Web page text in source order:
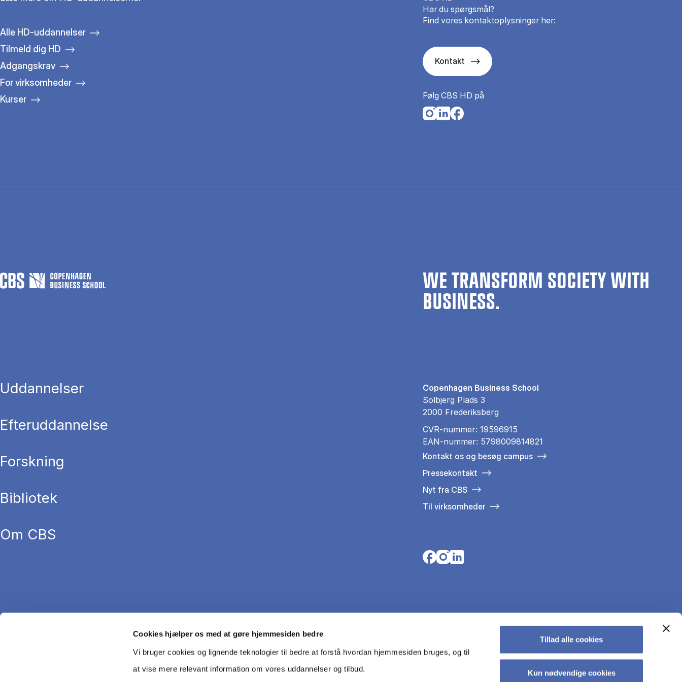
Cookies hjælper os med at gøre hjemmesiden bedre
Vi bruger cookies og lignende teknologier til bedre at forstå hvordan hjemmesiden bruges, og til
at vise mere relevant information om vores uddannelser og tilbud.
Tillad alle cookies
Kun nødvendige cookies
Alle HD-uddannelser
Tilmeld dig HD
Adgangskrav
For virksomheder
Kurser
Har du spørgsmål?
Find vores kontaktoplysninger her:
Kontakt
Følg CBS HD på
Opens in a new tab
Opens in a new tab
Opens in a new tab
WE TRANSFORM SOCIETY WITH
BUSINESS.
Uddannelser
Efteruddannelse
Forskning
Bibliotek
Om CBS
Copenhagen Business School
Solbjerg Plads 3
2000 Frederiksberg
CVR-nummer: 19596915
EAN-nummer: 5798009814821
Kontakt os og besøg campus
Pressekontakt
Nyt fra CBS
Til virksomheder
Opens in a new tab
Opens in a new tab
Opens in a new tab